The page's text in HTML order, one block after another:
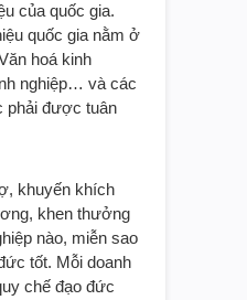
của quốc gia.
quốc gia nằm ở
hoá kinh
nghiệp… và các
phải được tuân
khuyến khích
khen thưởng
nào, miễn sao
tốt. Mỗi doanh
chế đạo đức